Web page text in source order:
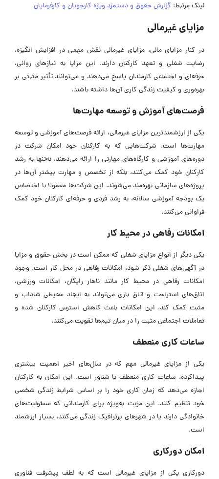
لینک مرتبط: گزارش حقوق و دستمزد ویژه کارجویان و کارفرمایان
مزایای غیرمالی
در کنار مزایای مالی، مزایای غیرمالی نقش مهمی در افزایش انگیزه،
رضایت شغلی و تعهد کارکنان دارند. این مزایا به نیازهای روانی،
حرفه‌ای و اجتماعی کارمندان پاسخ می‌دهند و می‌توانند تأثیر مثبتی بر
بهره‌وری و کیفیت زندگی کاری آن‌ها داشته باشند.
فرصت‌های آموزش و توسعه مهارت‌ها
یکی از ارزشمندترین مزایای غیرمالی، ارائه فرصت‌های آموزشی و توسعه
مهارت‌ها است. شرکت‌هایی که به کارکنان خود امکان شرکت در
دوره‌های آموزشی و کارگاه‌های مهارتی را ارائه می‌دهند، نه‌تنها به رشد
کارکنان خود کمک می‌کنند، بلکه از تخصص و مهارت بیشتر آن‌ها در
پروژه‌های سازمانی بهره‌مند می‌شوند. این شرکت‌ها معمولا با اختصاص
یک بودجه آموزشی سالانه، به رشد فردی و حرفه‌ای کارکنان خود کمک
فراوانی می‌کنند.
امکانات رفاهی در محیط کار
یکی دیگر از انواع مزایای شغلی که ممکن است در بخش حقوق و مزایا
در آگهی‌های شغلی ذکر شود، امکانات رفاهی در محل کار است. وجود
امکانات رفاهی در محیط کار مانند ناهار رایگان، امکانات ورزشی،
اتاق‌های استراحت و اتاق بازی می‌تواند به ایجاد محیطی شاداب و
مثبت کمک کند. این امکانات باعث کاهش استرس کارکنان شده و
تعاملات اجتماعی مثبت را در میان تیم‌ها تقویت می‌کنند.
ساعات کاری منعطف
یکی از مزایای غیرمالی مهم که در سال‌های اخیر اهمیت بیشتری
پیداکرده، ساعات کاری منعطف یا شناور است. این امکان به کارکنان
اجازه می‌دهد که زمان کاری خود را بر اساس شرایط زندگی شخصی
خود تنظیم کنند. این مزیت به‌ویژه برای کارمندانی که مسئولیت‌های
خانوادگی دارند یا در شهرهای پرترافیک زندگی می‌کنند، بسیار ارزشمند
است.
امکان دورکاری
دورکاری یکی از مزایای غیرمالی است که به لطف پیشرفت فناوری